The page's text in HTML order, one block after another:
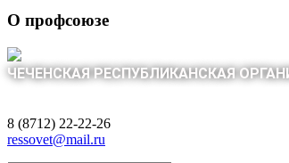
О профсоюзе
ЧЕЧЕНСКАЯ РЕСПУБЛИКАНСКАЯ
8 (8712) 22-22-26
ressovet@mail.ru